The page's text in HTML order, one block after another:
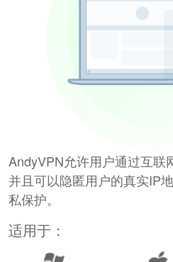
AndyVPN允许用户通过互联
并且可以隐匿用户的真实IP
私保护。
适用于：